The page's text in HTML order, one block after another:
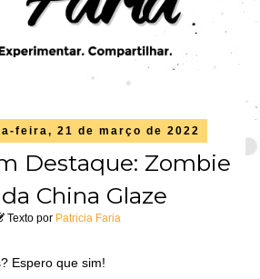
feira, 21 de março de 2022
Destaque: Zombie
China Glaze
Texto por Patricia Faria
Espero que sim!